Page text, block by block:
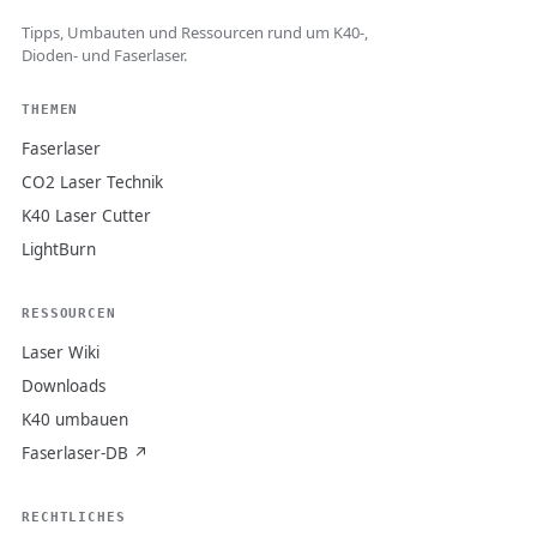
Tipps, Umbauten und Ressourcen rund um K40-,
Dioden- und Faserlaser.
THEMEN
Faserlaser
CO2 Laser Technik
K40 Laser Cutter
LightBurn
RESSOURCEN
Laser Wiki
Downloads
K40 umbauen
Faserlaser-DB ↗
RECHTLICHES